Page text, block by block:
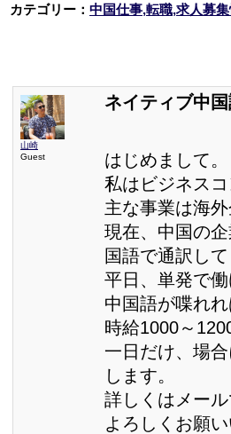
カテゴリー： 中国仕事,転職,求人募
山崎
Guest
ネイティブ中
はじめまして。
私はビジネス
主な事業は海
現在、中国の
国語で通訳し
平日、単発で
中国語が喋れれ
時給1000～
一日だけ、場
します。
詳しくはメール
よろしくお願い